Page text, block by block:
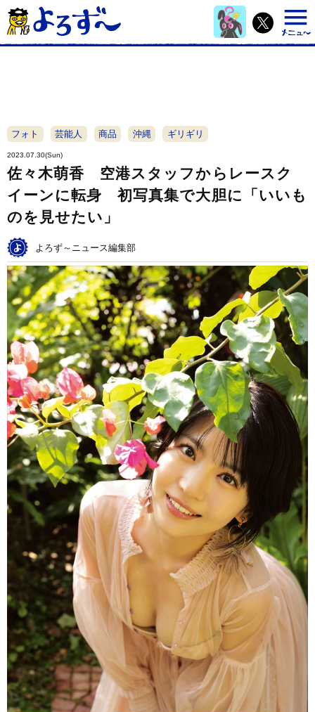
フォト 芸能人 商品 沖縄 ギリギリ
2023.07.30(Sun)
佐々木萌香 空港スタッフからレースク
イーンに転身 初写真集で大胆に「いいも
のを見せたい」
よろず～ニュース編集部